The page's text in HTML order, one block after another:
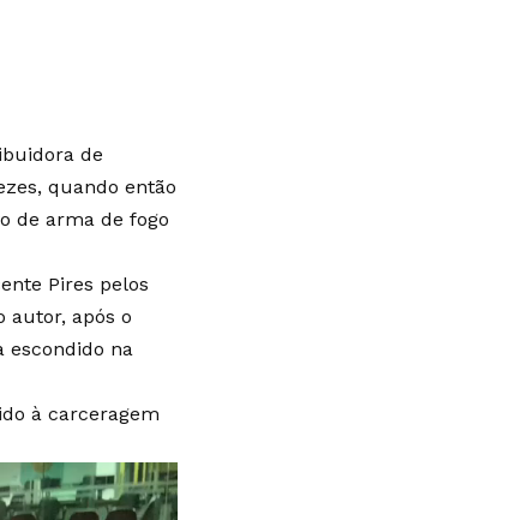
de
quando então
de arma de fogo
Pires pelos
autor, após o
escondido na
à carceragem